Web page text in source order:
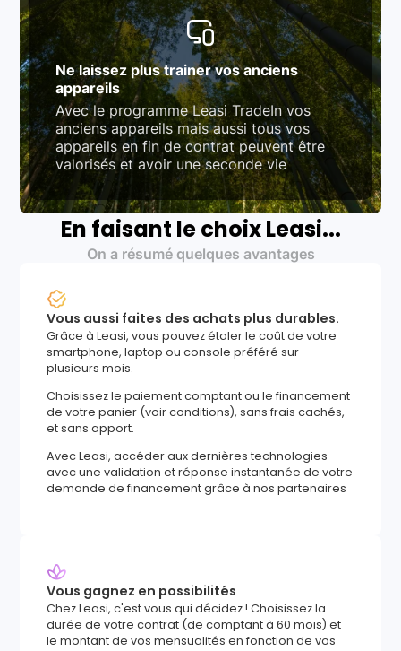
Ne laissez plus trainer vos anciens
appareils
Avec le programme Leasi TradeIn vos
anciens appareils mais aussi tous vos
appareils en fin de contrat peuvent être
valorisés et avoir une seconde vie
En faisant le choix Leasi...
On a résumé quelques avantages
Vous aussi faites des achats plus durables.
Grâce à Leasi, vous pouvez étaler le coût de votre
smartphone, laptop ou console préféré sur
plusieurs mois.
Choisissez le paiement comptant ou le financement
de votre panier (voir conditions), sans frais cachés,
et sans apport.
Avec Leasi, accéder aux dernières technologies
avec une validation et réponse instantanée de votre
demande de financement grâce à nos partenaires
Vous gagnez en possibilités
Chez Leasi, c'est vous qui décidez ! Choisissez la
durée de votre contrat (de comptant à 60 mois) et
le montant de vos mensualités en fonction de vos